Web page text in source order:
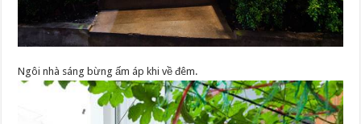
Ngôi nhà sáng bừng ấm áp khi về đêm.